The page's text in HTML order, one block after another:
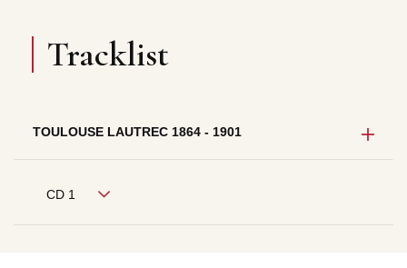
Tracklist
TOULOUSE LAUTREC 1864 - 1901
CD 1